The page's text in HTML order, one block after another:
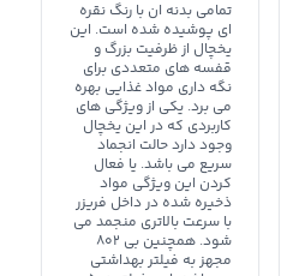
تمامی بدنه ان با رنگ نقره
ای پوشیده شده است. این
یخچال از ظرفیت بزرگ و
قفسه های متعددی برای
نگه داری مواد غذایی بهره
می برد. یکی از ویژگی های
کاربردی که در این یخچال
وجود دارد حالت انجماد
سریع می باشد. یا فعال
کردن این ویژگی مواد
ذخیره شده در داخل فریزر
با سرعت بالاتری منجمد می
شود. همچنین بی 802
مجهز به فیلتر بهداشتی